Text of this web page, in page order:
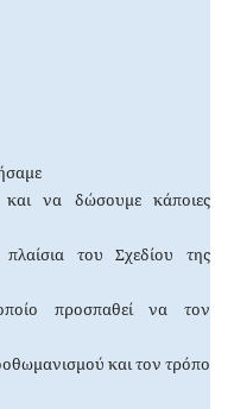
και να δώσουμε κάποιες
του Σχεδίου της
προσπαθεί να τον
και τον τρόπο